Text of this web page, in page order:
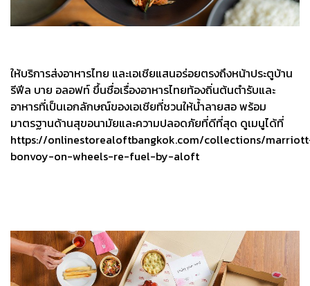
ให้บริการส่งอาหารไทย และเอเชียแสนอร่อยตรงถึงหน้าประตูบ้าน
รีฟีล บาย อลอฟท์ ขึ้นชื่อเรื่องอาหารไทยท้องถิ่นต้นตํารับและ
อาหารที่เป็นเอกลักษณ์ของเอเชียที่ชวนให้น้ำลายสอ พร้อม
มาตรฐานด้านสุขอนามัยและความปลอดภัยที่ดีที่สุด ดูเมนูได้ที่
https://onlinestorealoftbangkok.com/collections/
bonvoy-on-wheels-re-fuel-by-aloft